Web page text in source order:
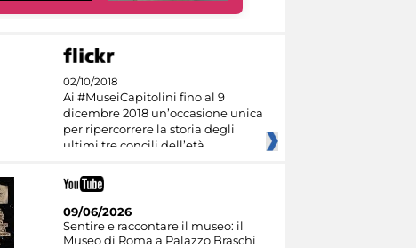
02/10/2018
Ai #MuseiCapitolini fino al 9
dicembre 2018 un’occasione unica
per ripercorrere la storia degli
ultimi tre concili dell’età
09/06/2026
Sentire e raccontare il museo: il
Museo di Roma a Palazzo Braschi